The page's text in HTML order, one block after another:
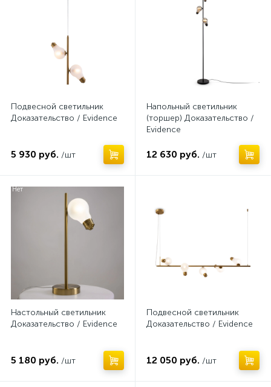
Подвесной светильник
Доказательство / Evidence
5 930 руб. /шт
Напольный светильник
(торшер) Доказательство /
Evidence
12 630 руб. /шт
Нет
Настольный светильник
Доказательство / Evidence
5 180 руб. /шт
Подвесной светильник
Доказательство / Evidence
12 050 руб. /шт